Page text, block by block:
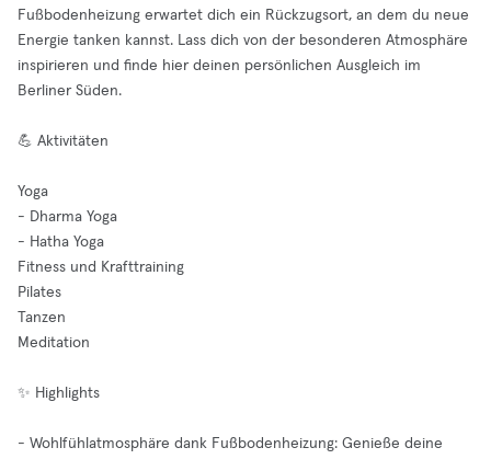
Fußbodenheizung erwartet dich ein Rückzugsort, an dem du neue
Energie tanken kannst. Lass dich von der besonderen Atmosphäre
inspirieren und finde hier deinen persönlichen Ausgleich im
Berliner Süden.
💪 Aktivitäten
Yoga
- Dharma Yoga
- Hatha Yoga
Fitness und Krafttraining
Pilates
Tanzen
Meditation
✨ Highlights
- Wohlfühlatmosphäre dank Fußbodenheizung: Genieße deine